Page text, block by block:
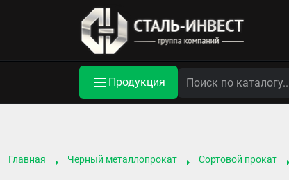
Продукция
Главная Черный металлопрокат Сортовой прокат